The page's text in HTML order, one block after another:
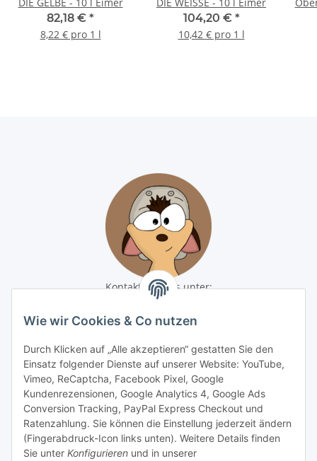
Wie wir Cookies & Co nutzen
Durch Klicken auf „Alle akzeptieren“ gestatten Sie den
Einsatz folgender Dienste auf unserer Website: YouTube,
Vimeo, ReCaptcha, Facebook Pixel, Google
Kundenrezensionen, Google Analytics 4, Google Ads
Conversion Tracking, PayPal Express Checkout und
Ratenzahlung. Sie können die Einstellung jederzeit ändern
(Fingerabdruck-Icon links unten). Weitere Details finden
Sie unter Konfigurieren und in unserer
82,18 € *
8,22 € pro 1 l
104,20 € *
10,42 € pro 1 l
Kontaktiere uns unter:
shop@baunativ.de
+49 3435 66699899
Informationen
Gesetzliche Informationen
Zahlungsmöglichkeiten